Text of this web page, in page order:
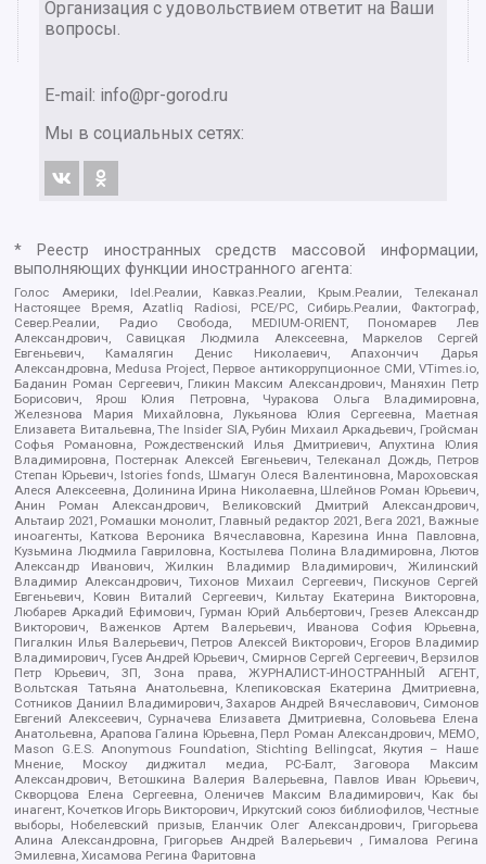
Организация с удовольствием ответит на Ваши
вопросы.
E-mail: info@pr-gorod.ru
Мы в социальных сетях:
* Реестр иностранных средств массовой информации,
выполняющих функции иностранного агента:
Голос Америки, Idel.Реалии, Кавказ.Реалии, Крым.Реалии, Телеканал
Настоящее Время, Azatliq Radiosi, PCE/PC, Сибирь.Реалии, Фактограф,
Север.Реалии, Радио Свобода, MEDIUM-ORIENT, Пономарев Лев
Александрович, Савицкая Людмила Алексеевна, Маркелов Сергей
Евгеньевич, Камалягин Денис Николаевич, Апахончич Дарья
Александровна, Medusa Project, Первое антикоррупционное СМИ, VTimes.io,
Баданин Роман Сергеевич, Гликин Максим Александрович, Маняхин Петр
Борисович, Ярош Юлия Петровна, Чуракова Ольга Владимировна,
Железнова Мария Михайловна, Лукьянова Юлия Сергеевна, Маетная
Елизавета Витальевна, The Insider SIA, Рубин Михаил Аркадьевич, Гройсман
Софья Романовна, Рождественский Илья Дмитриевич, Апухтина Юлия
Владимировна, Постернак Алексей Евгеньевич, Телеканал Дождь, Петров
Степан Юрьевич, Istories fonds, Шмагун Олеся Валентиновна, Мароховская
Алеся Алексеевна, Долинина Ирина Николаевна, Шлейнов Роман Юрьевич,
Анин Роман Александрович, Великовский Дмитрий Александрович,
Альтаир 2021, Ромашки монолит, Главный редактор 2021, Вега 2021, Важные
иноагенты, Каткова Вероника Вячеславовна, Карезина Инна Павловна,
Кузьмина Людмила Гавриловна, Костылева Полина Владимировна, Лютов
Александр Иванович, Жилкин Владимир Владимирович, Жилинский
Владимир Александрович, Тихонов Михаил Сергеевич, Пискунов Сергей
Евгеньевич, Ковин Виталий Сергеевич, Кильтау Екатерина Викторовна,
Любарев Аркадий Ефимович, Гурман Юрий Альбертович, Грезев Александр
Викторович, Важенков Артем Валерьевич, Иванова София Юрьевна,
Пигалкин Илья Валерьевич, Петров Алексей Викторович, Егоров Владимир
Владимирович, Гусев Андрей Юрьевич, Смирнов Сергей Сергеевич, Верзилов
Петр Юрьевич, ЗП, Зона права, ЖУРНАЛИСТ-ИНОСТРАННЫЙ АГЕНТ,
Вольтская Татьяна Анатольевна, Клепиковская Екатерина Дмитриевна,
Сотников Даниил Владимирович, Захаров Андрей Вячеславович, Симонов
Евгений Алексеевич, Сурначева Елизавета Дмитриевна, Соловьева Елена
Анатольевна, Арапова Галина Юрьевна, Перл Роман Александрович, МЕМО,
Mason G.E.S. Anonymous Foundation, Stichting Bellingcat, Якутия – Наше
Мнение, Москоу диджитал медиа, РС-Балт, Заговора Максим
Александрович, Ветошкина Валерия Валерьевна, Павлов Иван Юрьевич,
Скворцова Елена Сергеевна, Оленичев Максим Владимирович, Как бы
инагент, Кочетков Игорь Викторович, Иркутский союз библиофилов, Честные
выборы, Нобелевский призыв, Еланчик Олег Александрович, Григорьева
Алина Александровна, Григорьев Андрей Валерьевич , Гималова Регина
Эмилевна, Хисамова Регина Фаритовна